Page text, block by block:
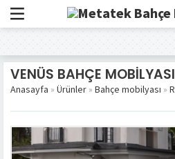
VENÜS BAHÇE
Anasayfa » Ürünler » Bahçe mobilyası »